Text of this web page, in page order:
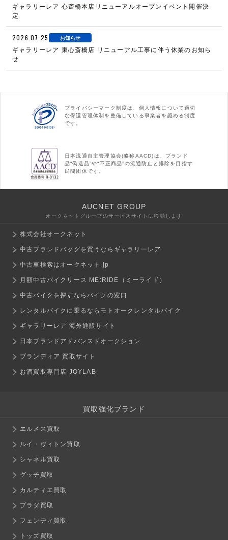
ギャラリーレア 心斎橋本店リニューアルオープンイベント開催決
定
2026.07.25 お知らせ
ギャラリーレア 東心斎橋店 リニューアル工事に伴う休業のお知ら
せ
プライバシーマーク制度は、個人情報について適切
な保護管理体制を整備している事業者を認める制度
です。
日本流通自主管理協会(略称AACD)は、ブランド
品“偽造品”や“不正商品”の流通防止と排除を目指す
民間団体です。
AUCNET GROUP
オークネットグループのサービスサイトに移動します
株式会社オークネット
中古ブランドバッグを買うならギャラリーレア
中古車検索はオークネット.jp
月額中古バイクリース ME:RIDE（ミーライド）
中古バイクを探すならバイクの窓口
レンタルバイクに乗るならモトオークレンタルバイク
ギャラリーレア 海外通販サイト
日本ブランドアドバンスドオークション
ブランディア 買取サイト
お酒買取専門店 JOYLAB
買取強化ブランド
エルメス買取
ルイ・ヴィトン買取
シャネル買取
グッチ買取
カルティエ買取
プラダ買取
フェンディ買取
トッズ買取